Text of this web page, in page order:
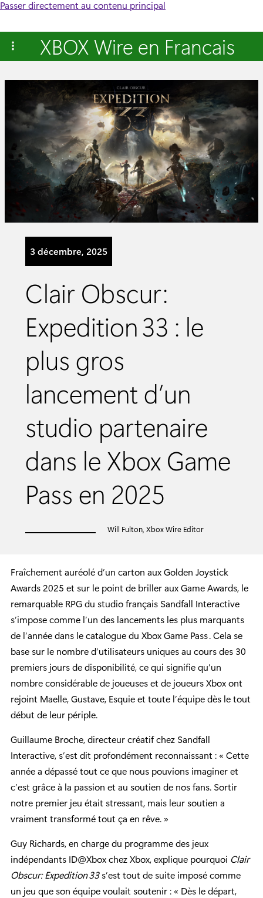
Passer directement au contenu principal
XBOX Wire en Francais
3 décembre, 2025
Clair Obscur:
Expedition 33 : le
plus gros
lancement d’un
studio partenaire
dans le Xbox Game
Pass en 2025
Will Fulton, Xbox Wire Editor
Fraîchement auréolé d’un carton aux Golden Joystick
Awards 2025 et sur le point de briller aux Game Awards, le
remarquable RPG du studio français Sandfall Interactive
s’impose comme l’un des lancements les plus marquants
de l’année dans le catalogue du Xbox Game Pass . Cela se
base sur le nombre d’utilisateurs uniques au cours des 30
premiers jours de disponibilité, ce qui signifie qu’un
nombre considérable de joueuses et de joueurs Xbox ont
rejoint Maelle, Gustave, Esquie et toute l’équipe dès le tout
début de leur périple.
Guillaume Broche, directeur créatif chez Sandfall
Interactive, s’est dit profondément reconnaissant : « Cette
année a dépassé tout ce que nous pouvions imaginer et
c’est grâce à la passion et au soutien de nos fans. Sortir
notre premier jeu était stressant, mais leur soutien a
vraiment transformé tout ça en rêve. »
Guy Richards, en charge du programme des jeux
indépendants ID@Xbox chez Xbox, explique pourquoi Clair
Obscur: Expedition 33s’est tout de suite imposé comme
un jeu que son équipe voulait soutenir : « Dès le départ,